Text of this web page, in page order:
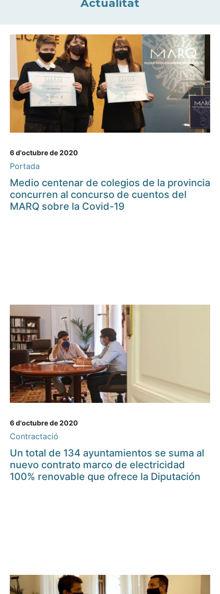
Actualitat
6 d'octubre de 2020
Portada
Medio centenar de colegios de la provincia
concurren al concurso de cuentos del
MARQ sobre la Covid-19
6 d'octubre de 2020
Contractació
Un total de 134 ayuntamientos se suma al
nuevo contrato marco de electricidad
100% renovable que ofrece la Diputación